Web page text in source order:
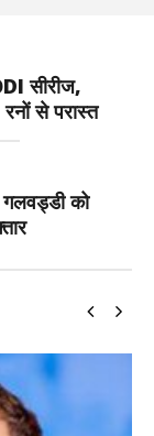
सीरीज,
से परास्त
को